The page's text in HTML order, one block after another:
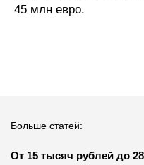
45 млн евро.
Больше статей:
От 15 тысяч рублей до